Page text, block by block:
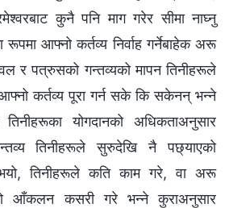
कुनै पनि माग गरेर सीमा नाघ्‍नु
आफ्‍नो कर्तव्य निर्वाह गर्नेबाहेक अरू
र पत्रुसको गन्तव्यको मापन तिनीहरूले
कर्तव्य पूरा गर्न सके कि सकेनन् भन्‍ने
योगदानको अधिकताअनुसार
तिनीहरूले सुरुदेखि नै पछ्याएको
भयो, तिनीहरूले कति काम गरे, वा अरू
आँकलन कसरी गरे भन्ने कुराअनुसार